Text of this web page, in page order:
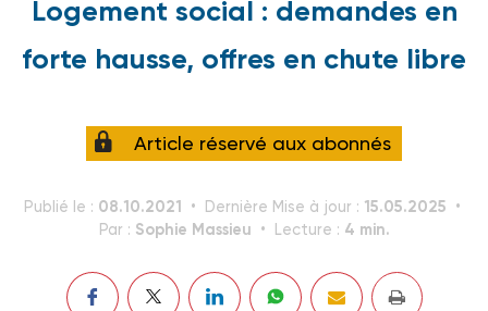
Logement social : demandes en
forte hausse, offres en chute libre
Article réservé aux abonnés
Publié le : 08.10.2021 Dernière Mise à jour : 15.05.2025
Par : Sophie Massieu Lecture : 4 min.